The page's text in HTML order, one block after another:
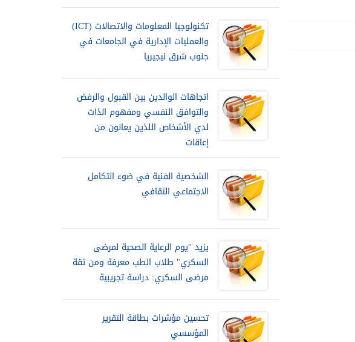
تكنولوجيا المعلومات والاتصالات (ICT)
والعمليات الإدارية في الجامعات في
جنوب شرق نيجيريا
اتجاهات الوالدين بين القبول والرفض
والتوافق النفسي ومفهوم الذات
لدي الأشخاص اللذين يعانون من
إعاقات
الشخصية الفنية في ضوء التكامل
الاجتماعي الثقافي
يزيد "يوم الرعاية الصحية لمرضى
السكري" طلاب الطب معرفة ومن ثقة
مرضى السكري: دراسة تجريبية
تحسين مؤشرات بطاقة التقرير
المؤسسي